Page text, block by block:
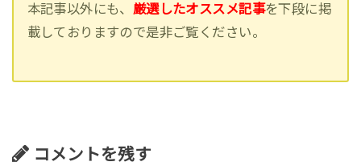
本記事以外にも、 厳選したオススメ記事を下段に掲
載しておりますので是非ご覧ください。
コメントを残す